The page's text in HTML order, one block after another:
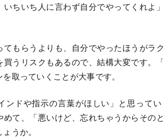
いちいち人に言わず自分でやってくれ
もらうよりも、自分でやったほうがラ
買うリスクもあるので、結構大変です。
取っていくことが大事です。
ドや指示の言葉がほしい」と思って
めて、「悪いけど、忘れちゃうからその
うか。